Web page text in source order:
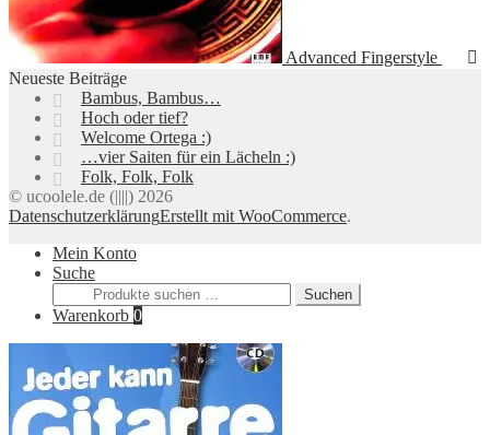
Advanced Fingerstyle
Neueste Beiträge
Bambus, Bambus…
Hoch oder tief?
Welcome Ortega :)
…vier Saiten für ein Lächeln :)
Folk, Folk, Folk
© ucoolele.de (||||) 2026
DatenschutzerklärungErstellt mit WooCommerce.
Mein Konto
Suche
Suchen
nach:
Suchen
Warenkorb 0